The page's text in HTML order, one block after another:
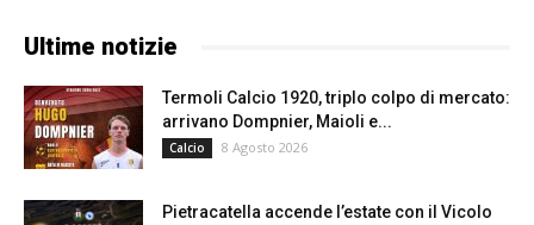
Ultime notizie
Termoli Calcio 1920, triplo colpo di mercato:
arrivano Dompnier, Maioli e...
Calcio 8 Agosto 2026
Pietracatella accende l’estate con il Vicolo